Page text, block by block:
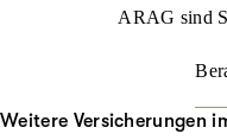
ARAG sind
Weitere Versicherungen